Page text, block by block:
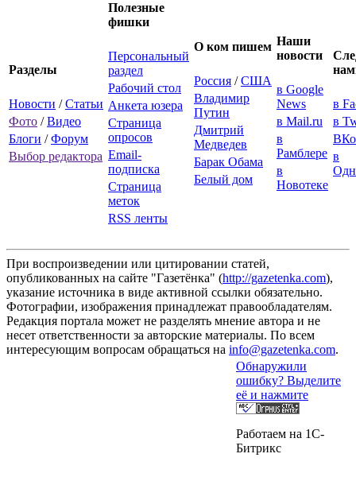
Разделы
Новости /Статьи
Фото /Видео
Блоги /Форум
Выбор редактора
Полезные
фишки
Персональный
раздел
Рабочий стол
Анкета юзера
Страница
опросов
Email-
подписка
Страница
меток
RSS ленты
О ком пишем
Россия /США
Владимир
Путин
Дмитрий
Медведев
Барак Обама
Белый дом
Наши
новости
в Google
News
в Mail.ru
в
Рамблере
в
Новотеке
в
в
в
При воспроизведении или цитировании статей,
опубликованных на сайте "Газетёнка" (http://gazetenka.com),
указание источника в виде активной ссылки обязательно.
Фотографии, изображения принадлежат правообладателям.
Редакция портала может не разделять мнение автора и не
несет ответственности за авторские материалы. По всем
интересующим вопросам обращаться на info@gazetenka.com.
Обнаружили
ошибку? Выделите
её и нажмите
Работаем на 1C-
Битрикс